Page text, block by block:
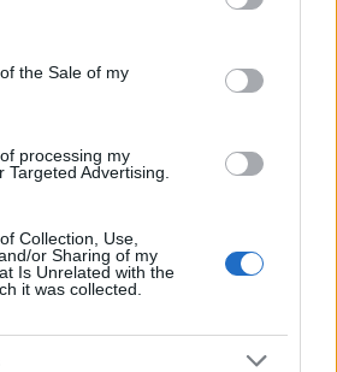
to Google and its third-party tags to
specified purposes in below Google
the Sale of my
processing my
Targeted Advertising.
Collection, Use,
or Sharing of my
Is Unrelated with the
it was collected.
passkeys για τους κωδικούς σου;
τους κλέψουν